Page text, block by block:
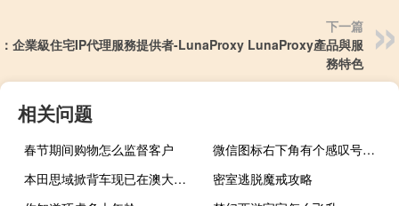
下一篇
企業級住宅IP代理服務提供者-LunaProxy LunaProxy產品與服
務特色
相关问题
春节期间购物怎么监督客户
微信图标右下角有个感叹号（微信图标右下角有个勾）
本田思域掀背车现已在澳大利亚发售
密室逃脱魔戒攻略